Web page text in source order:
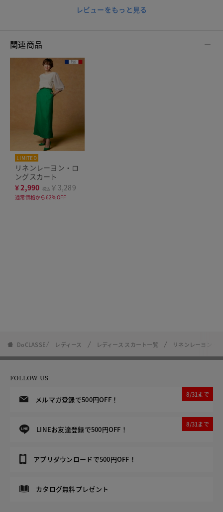
レビューをもっと見る
関連商品
LIMITED
リネンレーヨン・ロ
ングスカート
¥2,990 税込 ￥3,289
通常価格から62%OFF
DoCLASSE レディース レディース スカート一覧 リネンレーヨン・
FOLLOW US
メルマガ登録で500円OFF！
8/31まで
LINEお友達登録で500円OFF！
8/31まで
アプリダウンロードで500円OFF！
カタログ無料プレゼント